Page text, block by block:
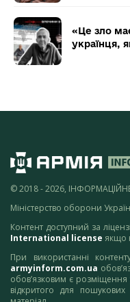
«Це зло
українця,
© 2018 - 2026,
Міністерство оборони
Контент доступний за
International license якщо
При використанні
armyinform.com.ua
обов’язковим є
відкритого для